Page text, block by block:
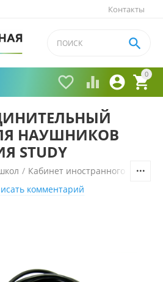
Контакты
0


 

НАУШНИКОВ
STUDY
/ Кабинет иностранного языка
комментарий